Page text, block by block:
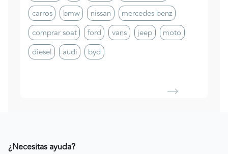
carros bmw nissan
mercedes benz
comprar soat
ford vans jeep
moto
diesel
audi byd
¿Necesitas ayuda?